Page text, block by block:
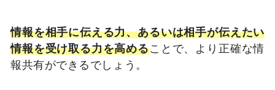
情報を相手に伝える力、あるいは相手が伝えたい
情報を受け取る力を高めることで、より正確な情
報共有ができるでしょう。